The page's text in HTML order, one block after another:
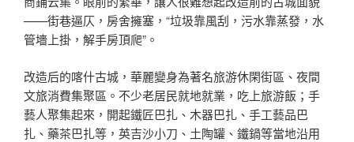
——街巷逼仄，房舍擁塞，“垃圾靠風刮，污水靠蒸發，水
管墻上掛，解手房頂爬”。
改造后的喀什古城，華麗變身為著名旅游休閑街區、夜間
文旅消費集聚區。不少老居民就地就業，吃上旅游飯；手
藝人聚集起來，開起鐵匠巴扎、木器巴扎、手工藝品巴
扎、藥茶巴扎等，英吉沙小刀、土陶罐、鐵鍋等當地沿用